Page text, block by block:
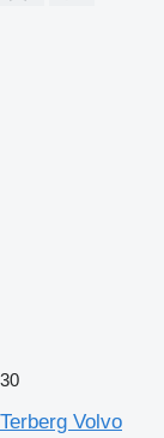
30
Terberg Volvo